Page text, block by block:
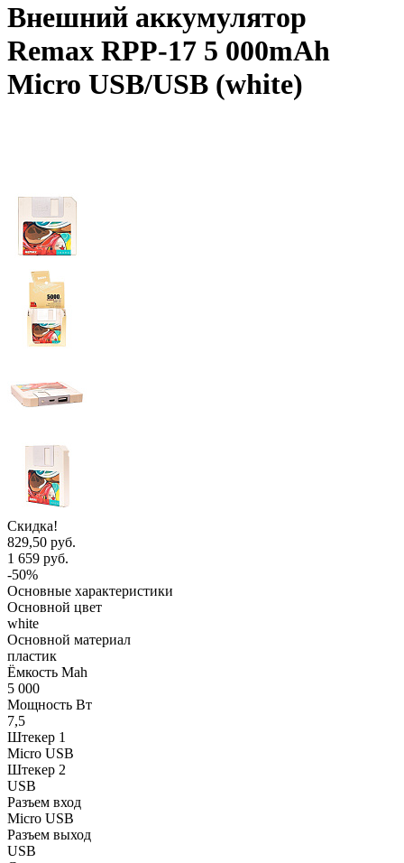
Внешний аккумулятор
Remax RPP-17 5 000mAh
Micro USB/USB (white)
Скидка!
829,50 руб.
1 659 руб.
-50%
Основные характеристики
Основной цвет
white
Основной материал
пластик
Ёмкость Mah
5 000
Мощность Вт
7,5
Штекер 1
Micro USB
Штекер 2
USB
Разъем вход
Micro USB
Разъем выход
USB